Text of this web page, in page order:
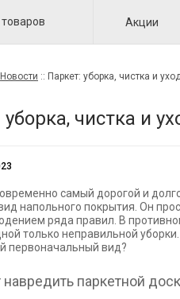
Акции
Новости :: Паркет: уборка, чистка и
чистка и
самый дорогой и
напольного покрытия. Он
ряда правил. В
только неправильной
первоначальный вид?
паркетной